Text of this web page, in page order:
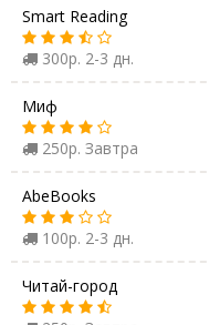
Smart Reading
300р. 2-3 дн.
Миф
250р. Завтра
AbeBooks
100р. 2-3 дн.
Читай-город